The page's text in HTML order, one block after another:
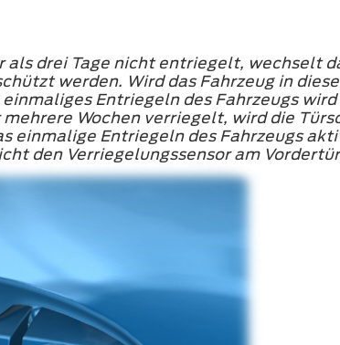
als drei Tage nicht entriegelt, wechselt
werden. Wird das Fahrzeug in
Entriegeln des Fahrzeugs
Wochen verriegelt, wird die
einmalige Entriegeln des Fahrzeugs
den Verriegelungssensor am